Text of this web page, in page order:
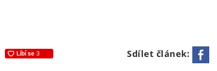
Sdílet článek: